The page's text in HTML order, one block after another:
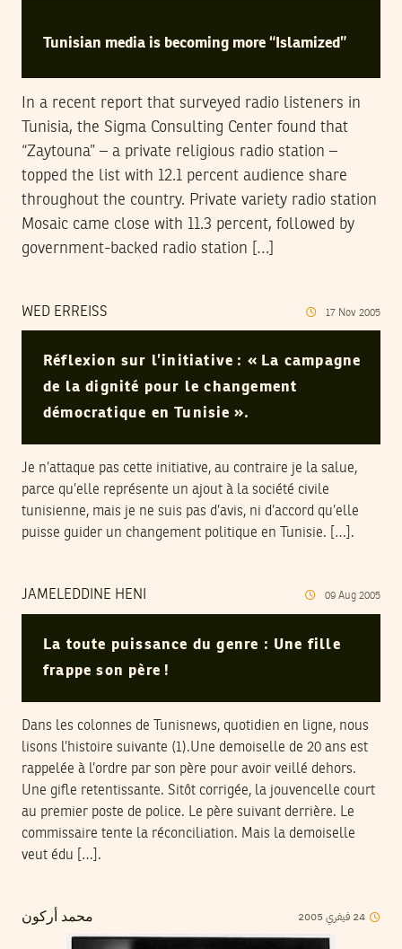
Tunisian media is becoming more “Islamized”
In a recent report that surveyed radio listeners in
Tunisia, the Sigma Consulting Center found that
“Zaytouna” – a private religious radio station –
topped the list with 12.1 percent audience share
throughout the country. Private variety radio station
Mosaic came close with 11.3 percent, followed by
government-backed radio station […]
WED ERREISS 17 Nov 2005
Réflexion sur l’initiative : « La campagne
de la dignité pour le changement
démocratique en Tunisie ».
Je n’attaque pas cette initiative, au contraire je la salue,
parce qu’elle représente un ajout à la société civile
tunisienne, mais je ne suis pas d’avis, ni d’accord qu’elle
puisse guider un changement politique en Tunisie. […].
JAMELEDDINE HENI 09 Aug 2005
La toute puissance du genre : Une fille
frappe son père !
Dans les colonnes de Tunisnews, quotidien en ligne, nous
lisons l’histoire suivante (1).Une demoiselle de 20 ans est
rappelée à l’ordre par son père pour avoir veillé dehors.
Une gifle retentissante. Sitôt corrigée, la jouvencelle court
au premier poste de police. Le père suivant derrière. Le
commissaire tente la réconciliation. Mais la demoiselle
veut édu […].
محمد أركون 24 فيفري 2005